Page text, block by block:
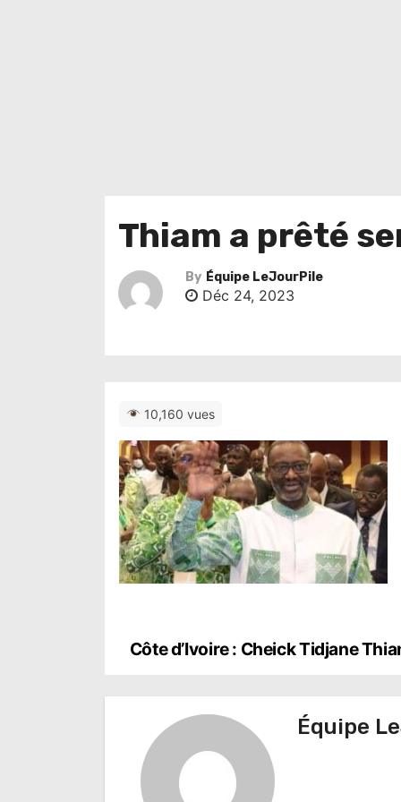
Thiam a prêté
By Équipe LeJourPile
Déc 24, 2023
10,160 vues
N
a
Côte d’Ivoire : Cheick Tidjane
Équipe